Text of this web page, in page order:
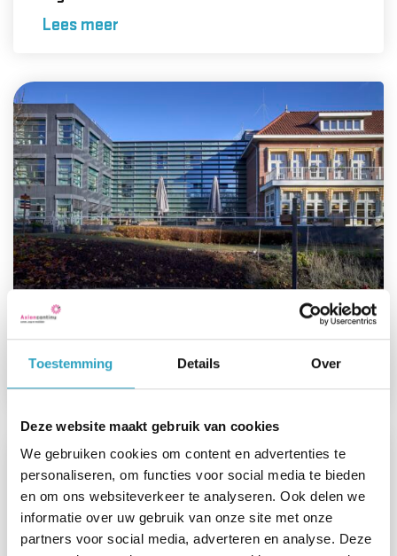
Toestemming Details Over
Deze website maakt gebruik van cookies
We gebruiken cookies om content en advertenties te
personaliseren, om functies voor social media te bieden
en om ons websiteverkeer te analyseren. Ook delen we
informatie over uw gebruik van onze site met onze
partners voor social media, adverteren en analyse. Deze
Lees meer
Voorzieningen en activiteiten Isselwaerde
Lees meer